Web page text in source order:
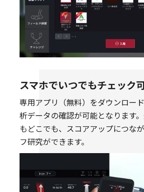
スマホでいつでもチェック
専用アプリ（無料）をダウンロー
析データの確認が可能となります
もどこでも、スコアアップにつな
フ研究ができます。